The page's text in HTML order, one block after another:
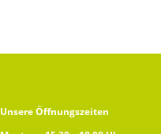
Unsere Öffnungszeiten